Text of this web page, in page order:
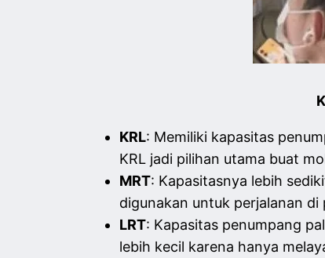
KRL: Memiliki kapasitas
KRL jadi pilihan utama buat
MRT: Kapasitasnya lebih
digunakan untuk perjalanan
LRT: Kapasitas penumpang
lebih kecil karena hanya